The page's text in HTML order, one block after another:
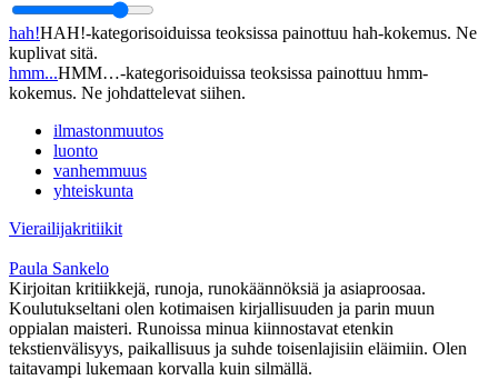
hah!HAH!-kategorisoiduissa teoksissa painottuu hah-kokemus. Ne
kuplivat sitä.
hmm...HMM…-kategorisoiduissa teoksissa painottuu hmm-
kokemus. Ne johdattelevat siihen.
ilmastonmuutos
luonto
vanhemmuus
yhteiskunta
Vierailijakritiikit
Paula Sankelo
Kirjoitan kritiikkejä, runoja, runokäännöksiä ja asiaproosaa.
Koulutukseltani olen kotimaisen kirjallisuuden ja parin muun
oppialan maisteri. Runoissa minua kiinnostavat etenkin
tekstienvälisyys, paikallisuus ja suhde toisenlajisiin eläimiin. Olen
taitavampi lukemaan korvalla kuin silmällä.